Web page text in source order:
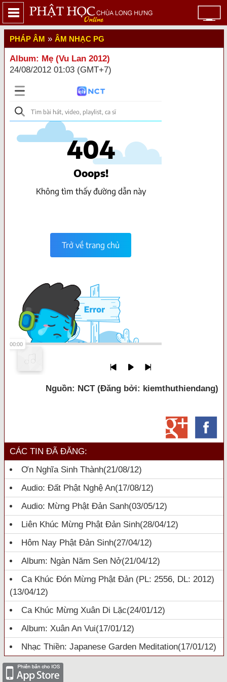
PHÁP ÂM » ÂM NHẠC PG
Album: Mẹ (Vu Lan 2012)
24/08/2012 01:03 (GMT+7)
Nguồn: NCT (Đăng bởi: kiemthuthiendang)
CÁC TIN ĐÃ ĐĂNG:
Ơn Nghĩa Sinh Thành(21/08/12)
Audio: Đất Phật Nghệ An(17/08/12)
Audio: Mừng Phật Đản Sanh(03/05/12)
Liên Khúc Mừng Phật Đản Sinh(28/04/12)
Hôm Nay Phật Đản Sinh(27/04/12)
Album: Ngàn Năm Sen Nở(21/04/12)
Ca Khúc Đón Mừng Phật Đản (PL: 2556, DL: 2012)
(13/04/12)
Ca Khúc Mừng Xuân Di Lặc(24/01/12)
Album: Xuân An Vui(17/01/12)
Nhạc Thiền: Japanese Garden Meditation(17/01/12)